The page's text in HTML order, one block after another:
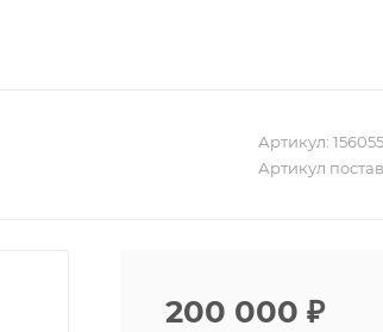
Артикул:
Артикул
200 000 ₽